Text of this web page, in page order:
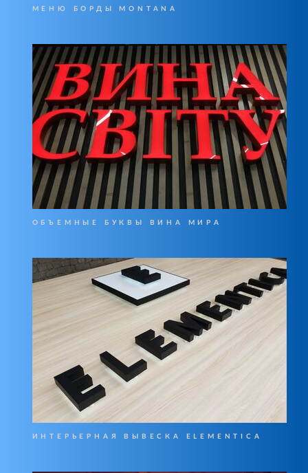
МЕНЮ БОРДЫ MONTANA
ОБЪЕМНЫЕ БУКВЫ ВИНА МИРА
ИНТЕРЬЕРНАЯ ВЫВЕСКА ELEMENTICA